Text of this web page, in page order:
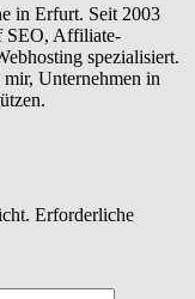
in Erfurt. Seit 2003
SEO, Affiliate-
spezialisiert.
Unternehmen in
Erforderliche